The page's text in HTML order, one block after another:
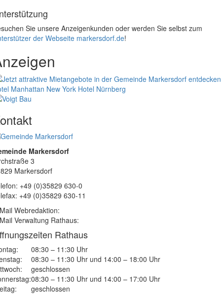
Sie unsere Anzeigenkunden oder werden Sie selbst zum
der Webseite markersdorf.de!
Manhattan New York Hotel Nürnberg
Markersdorf
3
Markersdorf
+49 (0)35829 630-0
+49 (0)35829 630-11
Webredaktion:
Verwaltung Rathaus:
Rathaus
08:30 – 11:30 Uhr
08:30 – 11:30 Uhr und 14:00 – 18:00 Uhr
geschlossen
08:30 – 11:30 Uhr und 14:00 – 17:00 Uhr
geschlossen